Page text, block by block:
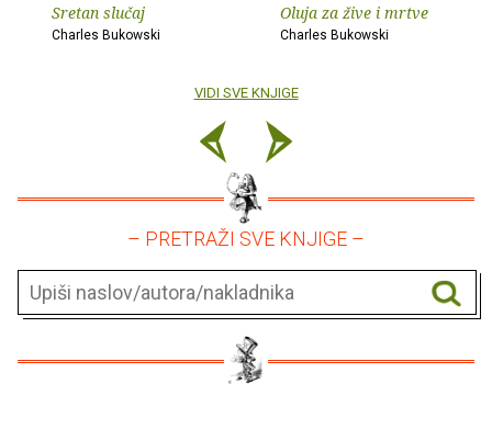
Sretan slučaj
Charles Bukowski
Oluja za žive i mrtve
Charles Bukowski
VIDI SVE KNJIGE
– PRETRAŽI SVE KNJIGE –